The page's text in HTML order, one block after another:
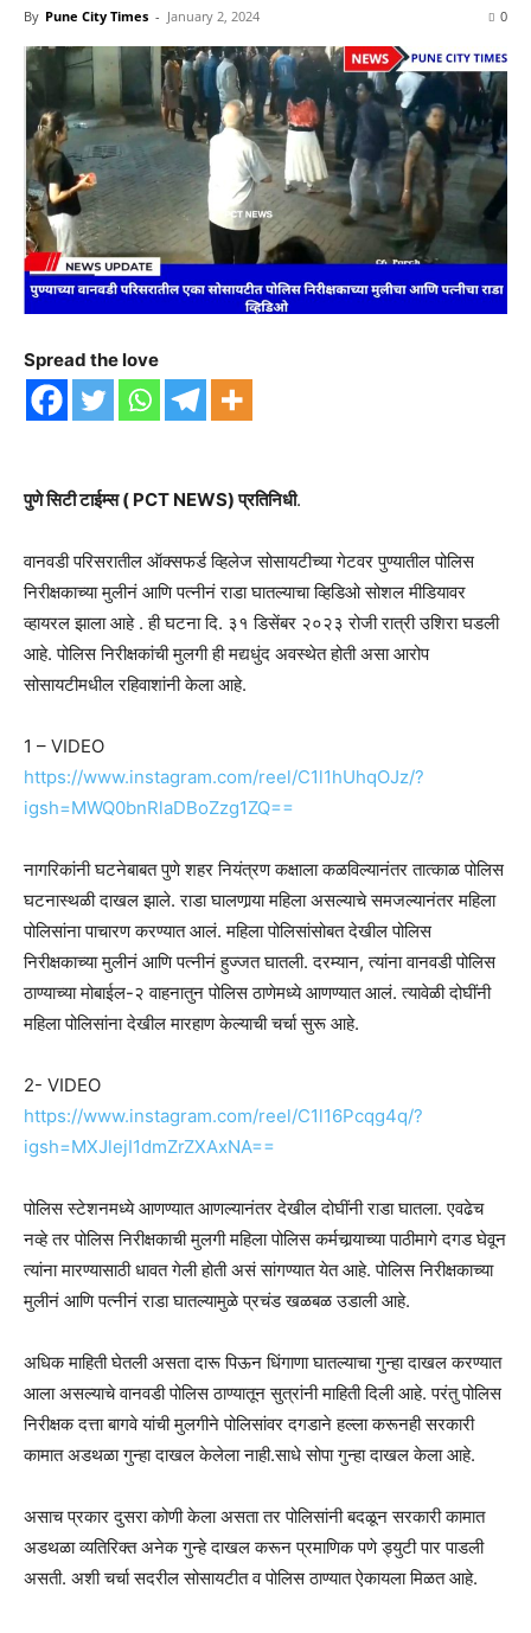
By Pune City Times - January 2, 2024 0
Spread the love
पुणे सिटी टाईम्स ( PCT NEWS) प्रतिनिधी.
वानवडी परिसरातील ऑक्सफर्ड व्हिलेज सोसायटीच्या गेटवर पुण्यातील पोलिस
निरीक्षकाच्या मुलीनं आणि पत्नीनं राडा घातल्याचा व्हिडिओ सोशल मीडियावर
व्हायरल झाला आहे . ही घटना दि. ३१ डिसेंबर २०२३ रोजी रात्री उशिरा घडली
आहे. पोलिस निरीक्षकांची मुलगी ही मद्यधुंद अवस्थेत होती असा आरोप
सोसायटीमधील रहिवाशांनी केला आहे.
1 – VIDEO
https://www.instagram.com/reel/C1l1hUhqOJz/?
igsh=MWQ0bnRlaDBoZzg1ZQ==
नागरिकांनी घटनेबाबत पुणे शहर नियंत्रण कक्षाला कळविल्यानंतर तात्काळ पोलिस
घटनास्थळी दाखल झाले. राडा घालणार्‍या महिला असल्याचे समजल्यानंतर महिला
पोलिसांना पाचारण करण्यात आलं. महिला पोलिसांसोबत देखील पोलिस
निरीक्षकाच्या मुलीनं आणि पत्नीनं हुज्जत घातली. दरम्यान, त्यांना वानवडी पोलिस
ठाण्याच्या मोबाईल-२ वाहनातुन पोलिस ठाणेमध्ये आणण्यात आलं. त्यावेळी दोघींनी
महिला पोलिसांना देखील मारहाण केल्याची चर्चा सुरू आहे.
2- VIDEO
https://www.instagram.com/reel/C1l16Pcqg4q/?
igsh=MXJlejI1dmZrZXAxNA==
पोलिस स्टेशनमध्ये आणण्यात आणल्यानंतर देखील दोघींनी राडा घातला. एवढेच
नव्हे तर पोलिस निरीक्षकाची मुलगी महिला पोलिस कर्मचार्‍याच्या पाठीमागे दगड घेवून
त्यांना मारण्यासाठी धावत गेली होती असं सांगण्यात येत आहे. पोलिस निरीक्षकाच्या
मुलीनं आणि पत्नीनं राडा घातल्यामुळे प्रचंड खळबळ उडाली आहे.
अधिक माहिती घेतली असता दारू पिऊन धिंगाणा घातल्याचा गुन्हा दाखल करण्यात
आला असल्याचे वानवडी पोलिस ठाण्यातून सुत्रांनी माहिती दिली आहे. परंतु पोलिस
निरीक्षक दत्ता बागवे यांची मुलगीने पोलिसांवर दगडाने हल्ला करूनही सरकारी
कामात अडथळा गुन्हा दाखल केलेला नाही.साधे सोपा गुन्हा दाखल केला आहे.
असाच प्रकार दुसरा कोणी केला असता तर पोलिसांनी बदळून सरकारी कामात
अडथळा व्यतिरिक्त अनेक गुन्हे दाखल करून प्रमाणिक पणे ड्युटी पार पाडली
असती. अशी चर्चा सदरील सोसायटीत व पोलिस ठाण्यात ऐकायला मिळत आहे.